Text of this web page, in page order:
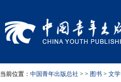
当前位置： 中国青年出版总社 > > 图书 > 文学